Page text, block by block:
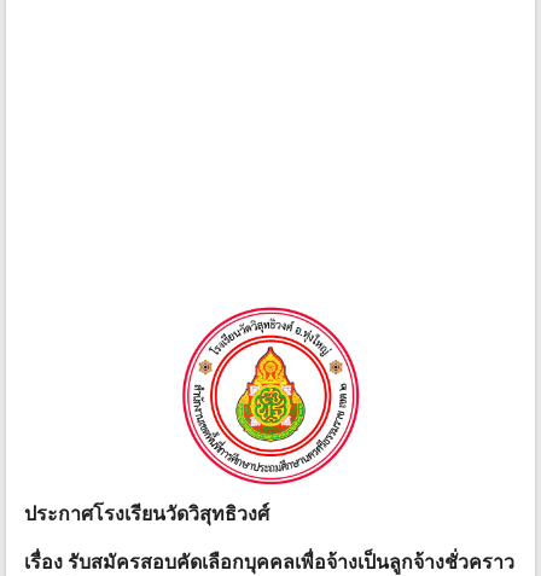
ประกาศโรงเรียนวัดวิสุทธิวงศ์
เรื่อง รับสมัครสอบคัดเลือกบุคคลเพื่อจ้างเป็นลูกจ้างชั่วคราว